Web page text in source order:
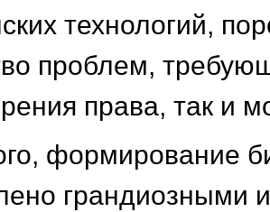
технологий,
проблем,
права, так и
формирование
грандиозными